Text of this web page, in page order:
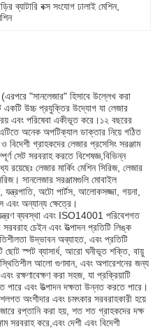
ব্যাটারি বক্স সংযোগ ঢালাই মেশিন,
"সানলেজার" হিসাবে উল্লেখ করা
একটি উচ্চ প্রযুক্তির উদ্যোগ যা লেজার
এবং পরিষেবা একীভূত করে।১২ বছরের
অনেক অপটিক্যাল ডাক্তার নিয়ে গঠিত
গ্রাহকদের লেজার প্রসেসিং সরঞ্জাম
সেট সরবরাহ করতে বিশেষজ্ঞ,বিভিন্ন
লেজার মার্কিং মেশিন সিরিজ, লেজার
সানলেজার সরঞ্জামগুলি মোবাইল
যন্ত্রপাতি, অটো পার্টস, আলোকসজ্জা, গয়না,
এবং অন্যান্য ক্ষেত্রে।
ব্যবস্থা এবং ISO14001 পরিবেশগত
চেইন এবং উত্পাদন প্রতিটি লিঙ্ক
উদ্ভাবন অব্যাহত, এবং প্রতিটি
ছোট স্পট ব্যাসার্ধ, আরো ঘনীভূত শক্তি, বায়ু
আলো গুণমান, এবং অপারেশনের জন্য
রক্ষণাবেক্ষণ করা সহজ, যা প্রক্রিয়াটি
পারে এবং উত্পাদন দক্ষতা উন্নত করতে পারে।
অংশীদার এবং চমৎকার সরবরাহকারী হয়ে
রপ্তানি করা হয়, শত শত গ্রাহকদের দক্ষ
সরবরাহ করে,এবং দেশী এবং বিদেশী